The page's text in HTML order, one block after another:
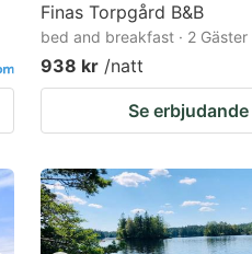
Finas Torpgård B&B
bed and breakfast · 2 Gäster
938 kr /natt
Se erbjudande